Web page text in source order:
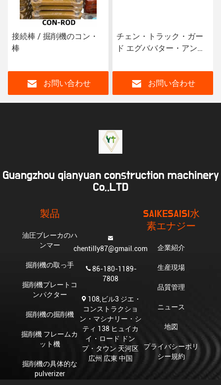
接続棒 / 掘削機のコン・
棒
お問い合わせ
チェン・トラック・ガー
ド エグババター・アンダ
お問い合わせ
Guangzhou qianyuan construction machinery
Co,.LTD
製品
油圧ブレーカのハ
ンマー
掘削機の取っ手
掘削機プレートコ
ンパクター
掘削機の掘削機
掘削機 フレームカ
ット機
掘削機の具体的な
pulverizer
chentilly87@gmail.com
86-180-1189-
7808
108,ビル3 ジエ・
コンストラクショ
ン・マシナリー・シ
ティ 138 ヒュイカ
イ・ロード ドン
プ・タウン 天河区
広州 広東 中国
SAIKESAISI水
素エナジー
企業紹介
生産現場
品質管理
ニュース
地図
プライバシーポリ
シー規約